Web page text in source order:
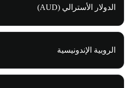
الدولار الأسترالي (AUD)
الروبية الإندونيسية